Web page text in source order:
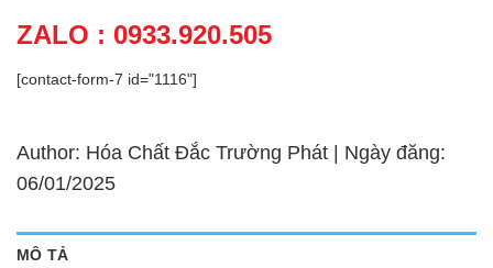
ZALO : 0933.920.505
[contact-form-7 id="1116"]
Author: Hóa Chất Đắc Trường Phát | Ngày đăng:
06/01/2025
MÔ TẢ